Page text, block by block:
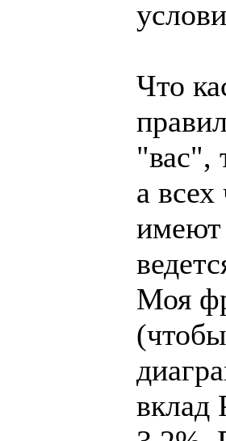
Что
"вас",
а
имеют
Моя
вклад